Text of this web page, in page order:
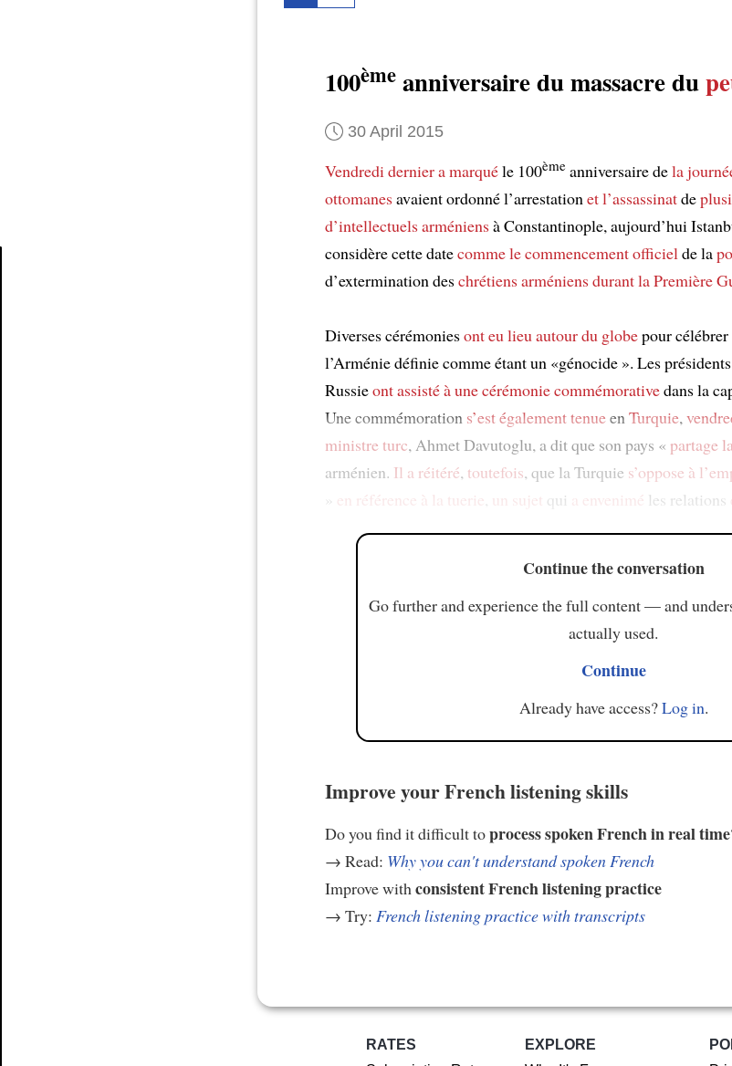
100ème anniversaire du massacre du
30 April 2015
Vendredi derniera marquéle 100ème anniversaire dela
ottomanesavaient ordonné l’arrestationet l’assassinatde
d’intellectuels arméniensà Constantinople, aujourd’hui
considère cette datecomme le commencement officielde la
d’extermination deschrétiens arméniensdurant la Première
Diverses cérémoniesont eu lieuautour du globepour célébrer
l’Arménie définie comme étant un «génocide ». Les
Russieont assisté à une cérémonie commémorativedans la
Une commémoration s’est également tenueenTurquie,
ministre turc, Ahmet Davutoglu, a dit que son pays « partage
arménien. Il a réitéré, toutefois, que la Turquie s’oppose à
»
en référence à la tuerie un sujet qui a envenimé les relations
Continue the conversation
Go further and experience the full content — and
actually used.
Continue
Already have access?Log in.
Improve your French listening skills
Do you find it difficult toprocess spoken French in real time
→ Read: Why you can't understand spoken French
Improve with consistent French listening practice
→ Try: French listening practice with transcripts
RATES
EXPLORE